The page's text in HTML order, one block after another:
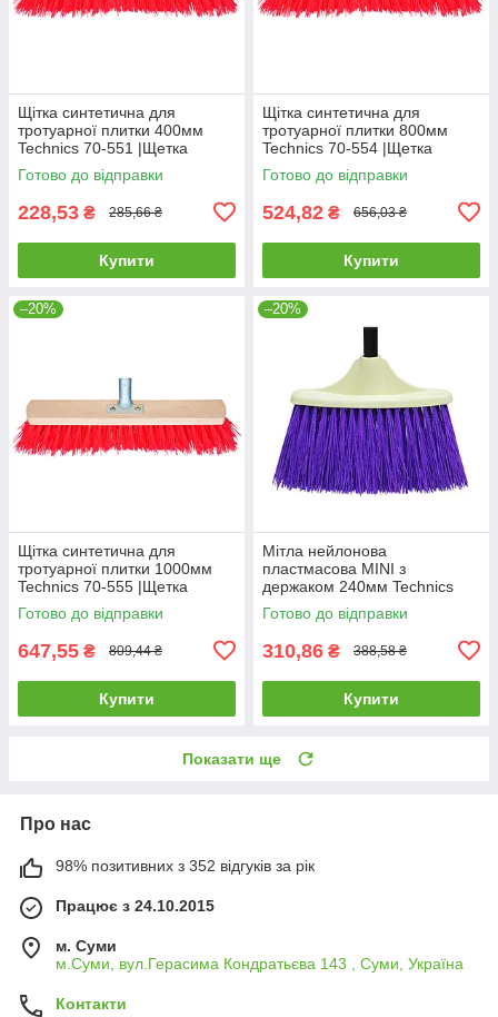
Щітка синтетична для
тротуарної плитки 400мм
Technics 70-551 |Щетка
синтетическая для
тротуарной плитки 400мм
Готово до відправки
228,53 ₴ 285,66 ₴
Купити
Щітка синтетична для
тротуарної плитки 800мм
Technics 70-554 |Щетка
синтетическая для
тротуарной плитки 800мм
Готово до відправки
524,82 ₴ 656,03 ₴
Купити
–20%
Щітка синтетична для
тротуарної плитки 1000мм
Technics 70-555 |Щетка
синтетическая для
тротуарной плитки 1000мм
Готово до відправки
647,55 ₴ 809,44 ₴
Купити
–20%
Мітла нейлонова
пластмасова MINI з
держаком 240мм Technics
70-565 |Метла нейлоновая
пластиковая MINI с черенком
Готово до відправки
310,86 ₴ 388,58 ₴
Купити
Показати ще
Про нас
98% позитивних з 352 відгуків за рік
Працює з 24.10.2015
м. Суми
м.Суми, вул.Герасима Кондратьєва 143 , Суми, Україна
Контакти